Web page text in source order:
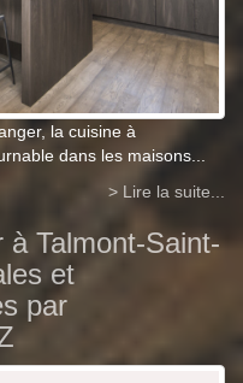
la cuisine à
dans les maisons...
> Lire la suite...
à Talmont-Saint-
et
par